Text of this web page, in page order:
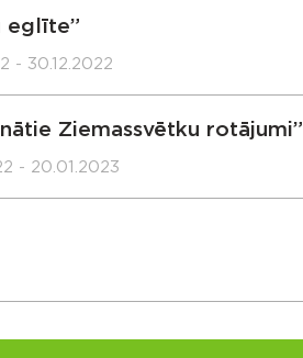
eglīte”
- 30.12.2022
Ziemassvētku rotājumi”
- 20.01.2023